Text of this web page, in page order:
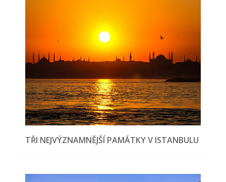
TŘI NEJVÝZNAMNĚJŠÍ PAMÁTKY V ISTANBULU